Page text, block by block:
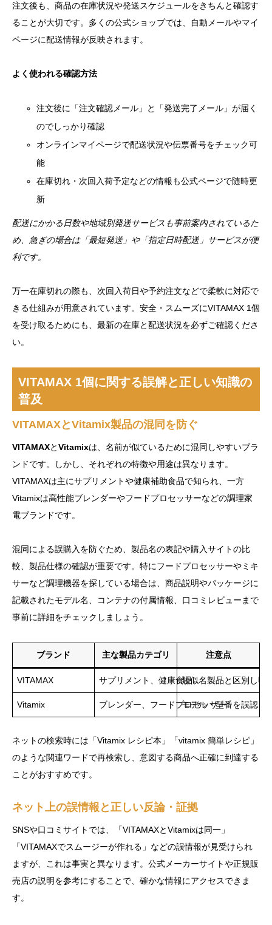
注文後も、商品の在庫状況や発送スケジュールをきちんと確認す
ることが大切です。多くの公式ショップでは、自動メールやマイ
ページに配送情報が反映されます。
よく使われる確認方法
注文後に「注文確認メール」と「発送完了メール」が届く
のでしっかり確認
オンラインマイページで配送状況や伝票番号をチェック可
能
在庫切れ・次回入荷予定などの情報も公式ページで随時更
新
配送にかかる日数や地域別発送サービスも事前案内されているた
め、急ぎの場合は「最短発送」や「指定日時配送」サービスが便
利です。
万一在庫切れの際も、次回入荷日や予約注文などで柔軟に対応で
きる仕組みが用意されています。安全・スムーズにVITAMAX 1個
を受け取るためにも、最新の在庫と配送状況を必ずご確認くださ
い。
VITAMAX 1個に関する誤解と正しい知識の
普及
VITAMAXとVitamix製品の混同を防ぐ
VITAMAXとVitamixは、名前が似ているために混同しやすいブラ
ンドです。しかし、それぞれの特徴や用途は異なります。
VITAMAXは主にサプリメントや健康補助食品で知られ、一方
Vitamixは高性能ブレンダーやフードプロセッサーなどの調理家
電ブランドです。
混同による誤購入を防ぐため、製品名の表記や購入サイトの比
較、製品仕様の確認が重要です。特にフードプロセッサーやミキ
サーなど調理機器を探している場合は、商品説明やパッケージに
記載されたモデル名、コンテナの付属情報、口コミレビューまで
事前に詳細をチェックしましょう。
ブランド 主な製品カテゴリ 注意点
VITAMAX サプリメント、健康食品類似名製品と区別し明
Vitamix ブレンダー、フードプロセッサー
モデル・型番を誤認し
ネットの検索時には「Vitamix レシピ本」「vitamix 簡単レシピ」
のような関連ワードで再検索し、意図する商品へ正確に到達する
ことがおすすめです。
ネット上の誤情報と正しい反論・証拠
SNSや口コミサイトでは、「VITAMAXとVitamixは同一」
「VITAMAXでスムージーが作れる」などの誤情報が見受けられ
ますが、これは事実と異なります。公式メーカーサイトや正規販
売店の説明を参考にすることで、確かな情報にアクセスできま
す。